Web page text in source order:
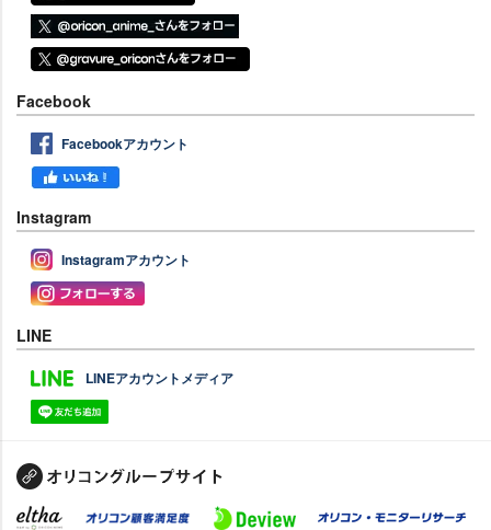
Facebook
Facebookアカウント
Instagram
Instagramアカウント
LINE
LINEアカウントメディア